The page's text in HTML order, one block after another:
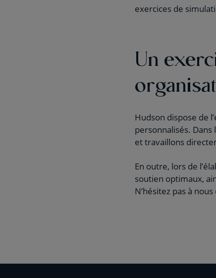
exercices de
Un
Hudson dispose de
personnalisés.
et travaillons
En outre, lors de
soutien optimaux,
N’hésitez pas à